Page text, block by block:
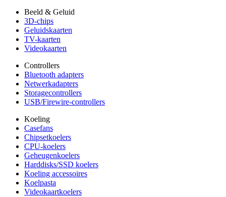
Beeld & Geluid
3D-chips
Geluidskaarten
TV-kaarten
Videokaarten
Controllers
Bluetooth adapters
Netwerkadapters
Storagecontrollers
USB/Firewire-controllers
Koeling
Casefans
Chipsetkoelers
CPU-koelers
Geheugenkoelers
Harddisks/SSD koelers
Koeling accessoires
Koelpasta
Videokaartkoelers